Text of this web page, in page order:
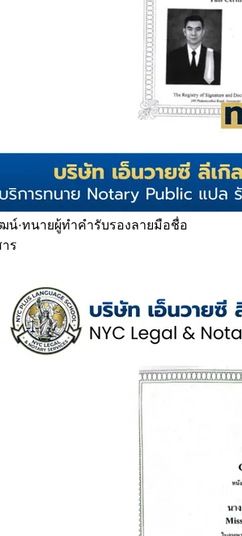
น์·ทนายผู้ทำคำรับรองลายมือชื่อ
ร